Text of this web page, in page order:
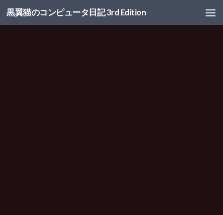
コンテンツへスキップ
黒翼猫のコンピュータ日記 3rd Edition